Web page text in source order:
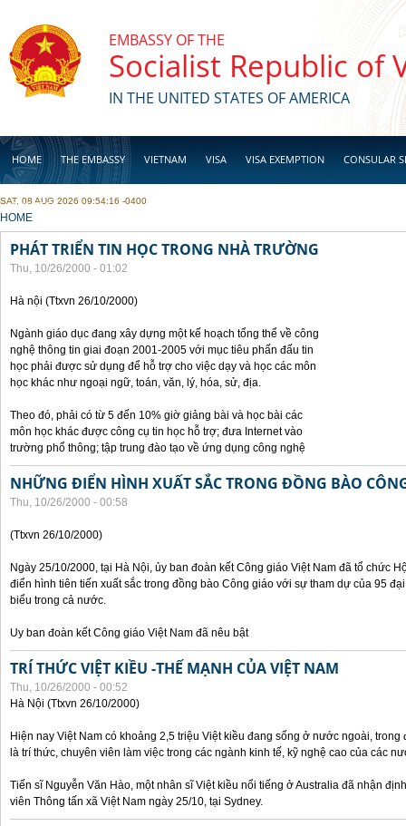
EMBASSY OF THE
Socialist Republic of
IN THE UNITED STATES OF AMERICA
HOME THE EMBASSY VIETNAM VISA VISA EXEMPTION CONSULAR
BUSINESS
SAT, 08 AUG 2026 09:54:16 -0400
YOU ARE HERE
HOME
PHÁT TRIỂN TIN HỌC TRONG NHÀ TRƯỜNG
Thu, 10/26/2000 - 01:02
Hà nội (Ttxvn 26/10/2000)
Ngành giáo dục đang xây dựng một kế hoạch tổng thể về công
nghệ thông tin giai đoạn 2001-2005 với mục tiêu phấn đấu tin
học phải được sử dụng để hỗ trợ cho việc dạy và học các môn
học khác như ngoại ngữ, toán, văn, lý, hóa, sử, địa.
Theo đó, phải có từ 5 đến 10% giờ giảng bài và học bài các
môn học khác được công cụ tin học hỗ trợ; đưa Internet vào
trường phổ thông; tập trung đào tạo về ứng dụng công nghệ
NHỮNG ĐIỂN HÌNH XUẤT SẮC TRONG ĐỒNG BÀO
Thu, 10/26/2000 - 00:58
(Ttxvn 26/10/2000)
Ngày 25/10/2000, tại Hà Nội, ủy ban đoàn kết Công giáo Việt Nam đã tổ chức
điển hình tiên tiến xuất sắc trong đồng bào Công giáo với sự tham dự của 95
biểu trong cả nước.
Uy ban đoàn kết Công giáo Việt Nam đã nêu bật
TRÍ THỨC VIỆT KIỀU -THẾ MẠNH CỦA VIỆT NAM
Thu, 10/26/2000 - 00:52
Hà Nội (Ttxvn 26/10/2000)
Hiện nay Việt Nam có khoảng 2,5 triệu Việt kiều đang sống ở nước ngoài,
là trí thức, chuyên viên làm việc trong các ngành kinh tế, kỹ nghệ cao của các
Tiến sĩ Nguyễn Văn Hào, một nhân sĩ Việt kiều nổi tiếng ở Australia đã nhận
viên Thông tấn xã Việt Nam ngày 25/10, tại Sydney.